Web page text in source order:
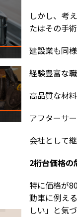
しかし、考
たはその手
建設業も同
経験豊富な
高品質な材
アフターサ
会社として
2桁台価格の
特に価格が
動車に例え
しい」と気